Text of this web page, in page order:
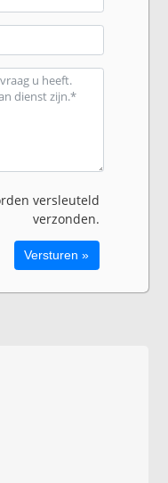
versleuteld
verzonden.